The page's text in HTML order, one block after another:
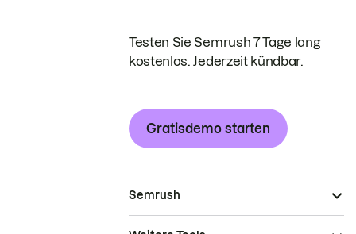
Testen Sie Semrush 7 Tage lang
kostenlos. Jederzeit kündbar.
Gratisdemo starten
Semrush